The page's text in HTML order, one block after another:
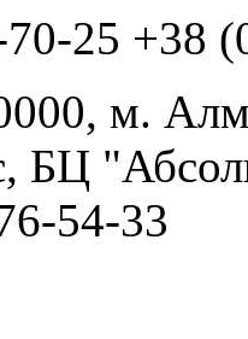
25 +38
м.
БЦ
54-33